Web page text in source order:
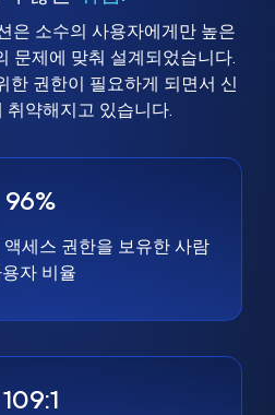
은 소수의 사용자에게만 높은
문제에 맞춰 설계되었습니다.
한 권한이 필요하게 되면서 신
취약해지고 있습니다.
96%
세스 권한을 보유한 사람
자 비율
109:1